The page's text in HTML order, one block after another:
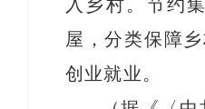
入乡村。节约
屋，分类保障
创业就业。